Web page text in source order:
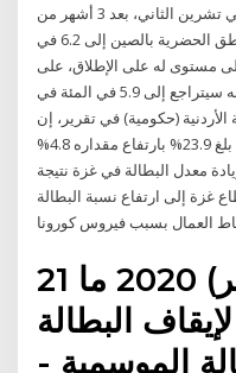
الأول، وهو المعدل نفسه الذي سجل في تشرين الثاني، بعد 3 أشهر من
التراجع. وارتفع معدل البطالة في المناطق الحضرية بالصين إلى 6.2 في
مستوى له على الإطلاق، على
الرغم من أنه يعتقد على نطاق واسع أنه سيتراجع إلى 5.9 في المئة في
(حكومية) في تقرير، إن
معدل البطالة خلال الربع الثالث من 2020 بلغ 23.9% بارتفاع مقداره 4.8%
معدل البطالة في غزة نتيجة
غزة إلى ارتفاع نسبة البطالة
21 تشرين الأول (أكتوبر) 2020 ما
البطالة
الموسمية -